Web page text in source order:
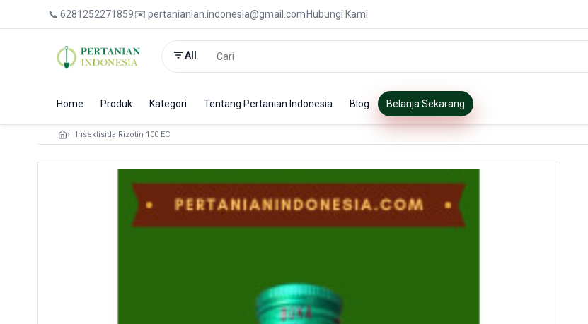
📞 6281252271859✉️ pertanianian.indonesia@gmail.com Hubungi Kami
All
Home Produk Kategori Tentang Pertanian Indonesia Blog Belanja Sekarang
Insektisida Rizotin 100 EC